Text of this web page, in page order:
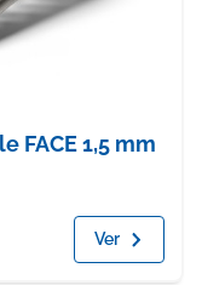
FACE 1,5 mm
Ver